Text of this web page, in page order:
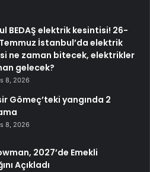
BEDAŞ elektrik kesintisi! 26-
İstanbul’da elektrik
ne zaman bitecek, elektrikler
gelecek?
8, 2026
Gömeç’teki yangında 2
8, 2026
2027’de Emekli
Açıkladı